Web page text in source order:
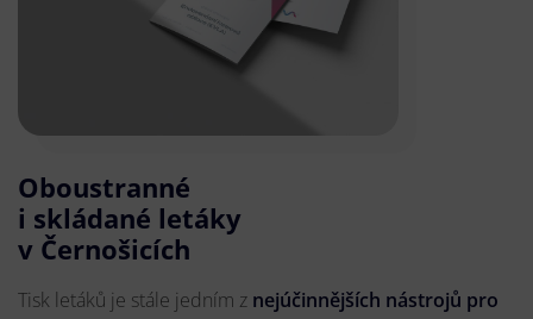
Oboustranné
i skládané letáky
v Černošicích
Tisk letáků je stále jedním z nejúčinnějších nástrojů pro